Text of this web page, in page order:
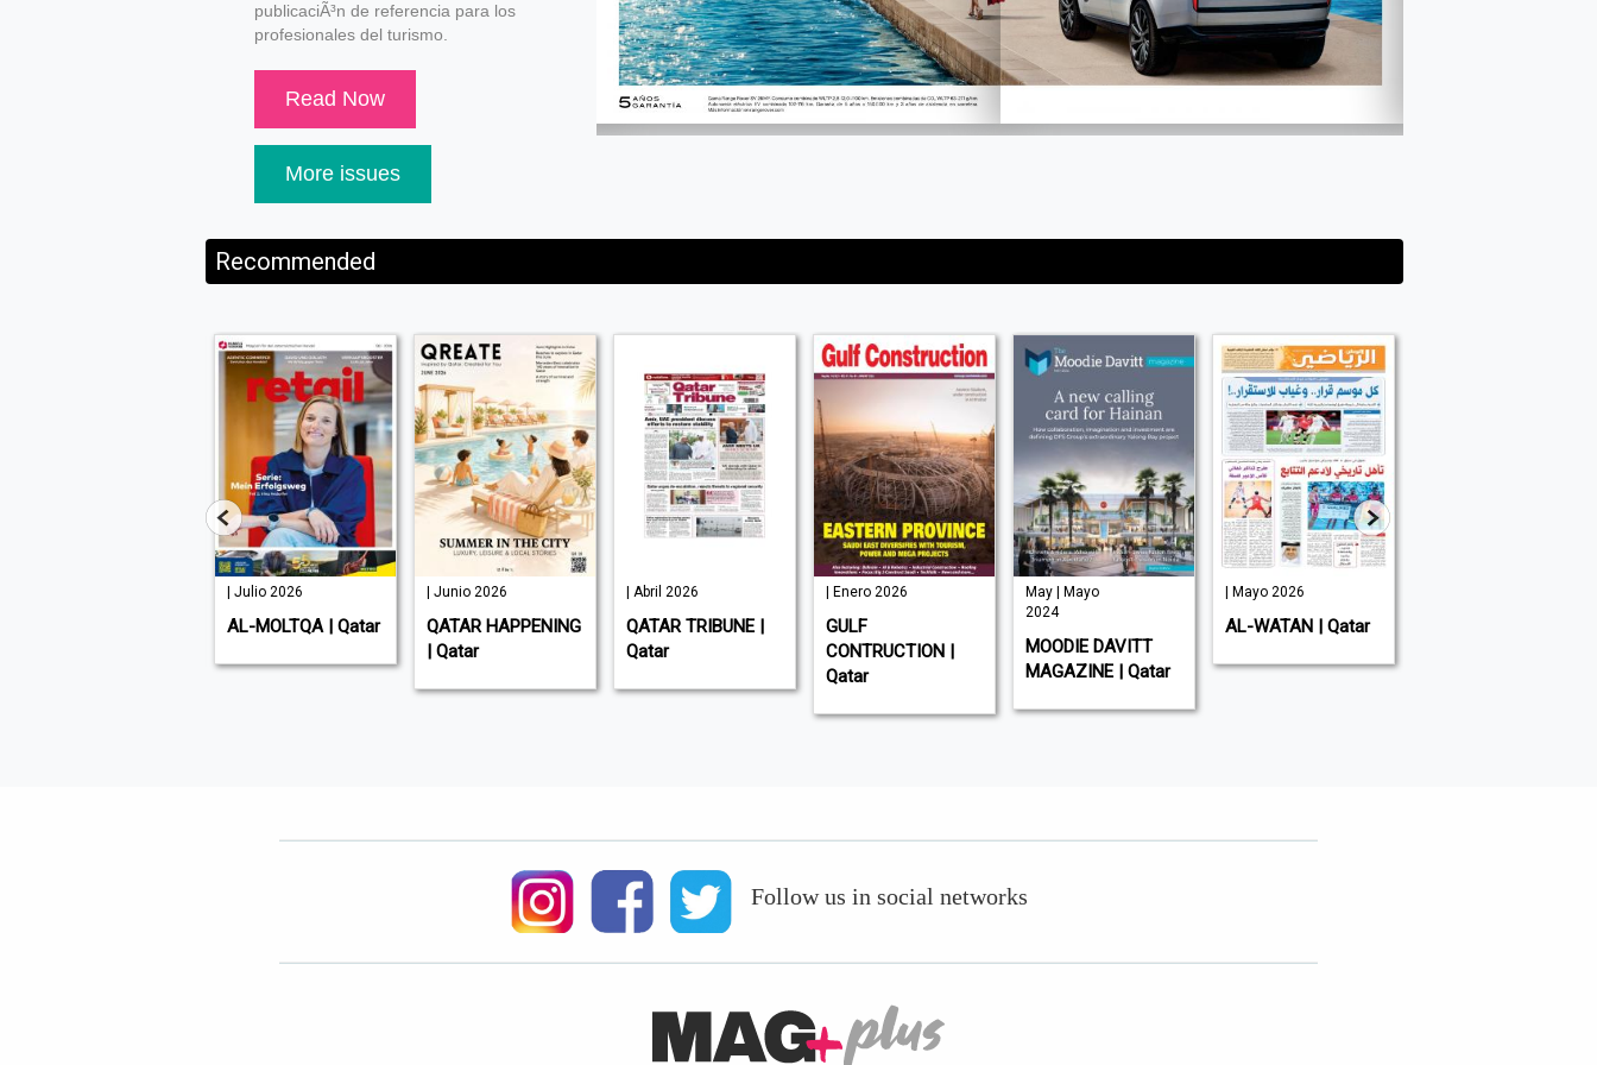
publicaciÃ³n de referencia para los
profesionales del turismo.
Read Now
More issues
Recommended
| Julio 2026
AL-MOLTQA | Qatar
| Junio 2026
QATAR HAPPENING
| Qatar
| Abril 2026
QATAR TRIBUNE |
Qatar
| Enero 2026
GULF
CONTRUCTION |
Qatar
May | Mayo
2024
MOODIE DAVITT
MAGAZINE | Qatar
| Mayo 2026
AL-WATAN | Qatar
Follow us in social networks